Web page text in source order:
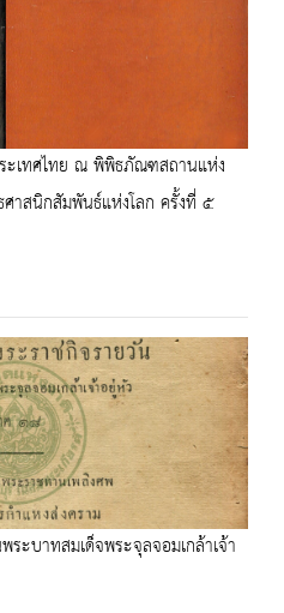
ะเทศไทย ณ พิพิธภัณฑสถานแห่ง
าสนิกสัมพันธ์แห่งโลก ครั้งที่ ๕
ะบาทสมเด็จพระจุลจอมเกล้าเจ้า